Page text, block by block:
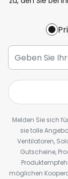
Melden Sie sich
sie tolle
Ventilatoren,
Gutscheine,
möglichen